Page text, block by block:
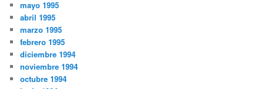
mayo 1995
abril 1995
marzo 1995
febrero 1995
diciembre 1994
noviembre 1994
octubre 1994